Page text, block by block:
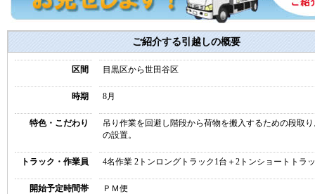
ご紹介する引越しの概要
区間 目黒区から世田谷区
時期 8月
特色・こだわり
吊り作業を回避し階段から荷物を搬入するための段取
の設置。
トラック・作業員 4名作業 2トンロングトラック1台＋2トンショートトラ
開始予定時間帯 ＰＭ便